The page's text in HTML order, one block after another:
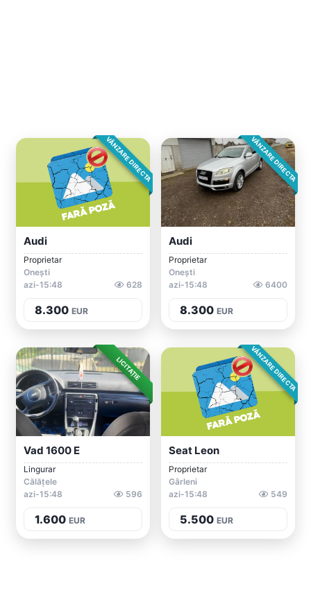
VÂNZARE DIRECTA
Audi
Proprietar
Onești
azi-15:48
628
8.300 EUR
VÂNZARE DIRECTA
Audi
Proprietar
Onești
azi-15:48
6400
8.300 EUR
LICITAȚIE
Vad 1600 E
Lingurar
Călățele
azi-15:48
596
1.600 EUR
VÂNZARE DIRECTA
Seat Leon
Proprietar
Gârleni
azi-15:48
549
5.500 EUR